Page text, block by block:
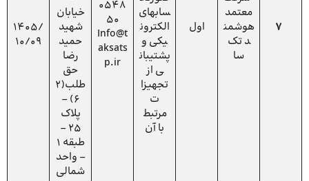
7
معتمد
هوشمن
د تک
سا
اول
سابهای
الکترون
یکی و
پشتیبان
ی از
تجهیزا
ت
مرتبط
با آن
0548
50
Info@t
aksats
p.ir
خیابان
شهید
حمید
رضا
حق
طلب(2
6) –
پلاک
25 –
طبقه 1
– واحد
شمالی
1405/
10/09